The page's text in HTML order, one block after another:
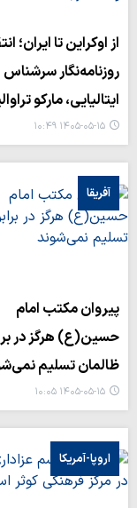
از اوکراین تا ایران؛
روزنامه‌نگار سرشناس
ایتالیایی، مارکو
۱۴۰۵-۰۵-۱۵ ۱۰:۴۹
آفریقا
پیروان مکتب امام
حسین(ع) هرگز در
ظالمان تسلیم
۱۴۰۵-۰۵-۱۵ ۱۰:۰۵
اروپا-آمریکا